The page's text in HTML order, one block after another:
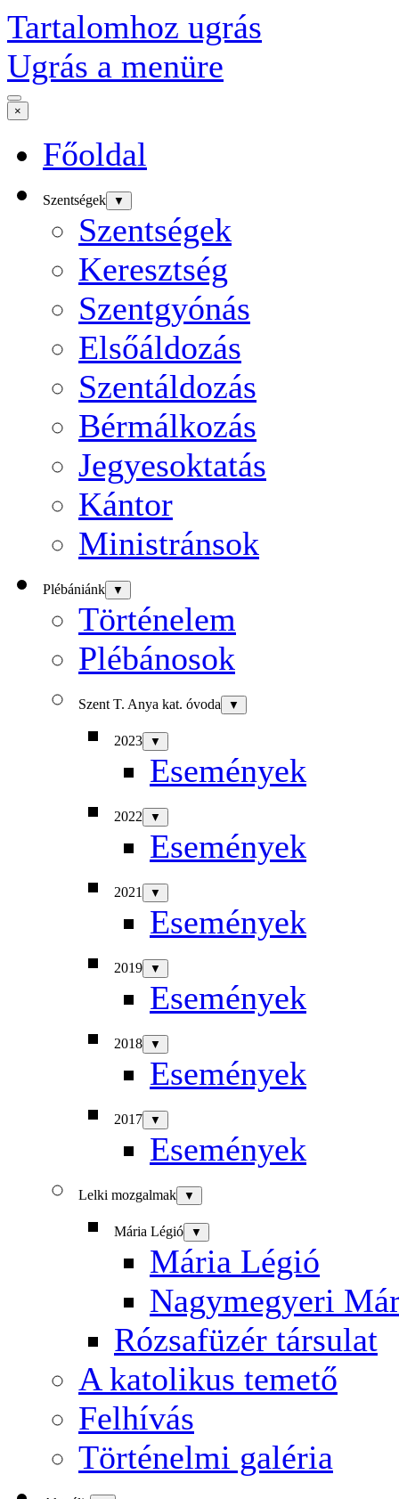
Tartalomhoz ugrás
Ugrás a menüre
×
Főoldal
Szentségek ▼
Szentségek
Keresztség
Szentgyónás
Elsőáldozás
Szentáldozás
Bérmálkozás
Jegyesoktatás
Kántor
Ministránsok
Plébániánk ▼
Történelem
Plébánosok
Szent T. Anya kat. óvoda ▼
2023 ▼
Események
2022 ▼
Események
2021 ▼
Események
2019 ▼
Események
2018 ▼
Események
2017 ▼
Események
Lelki mozgalmak ▼
Mária Légió ▼
Mária Légió
Nagymegyeri
Rózsafüzér társulat
A katolikus temető
Felhívás
Történelmi galéria